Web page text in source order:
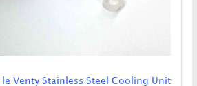
Venty Stainless Steel Cooling Unit